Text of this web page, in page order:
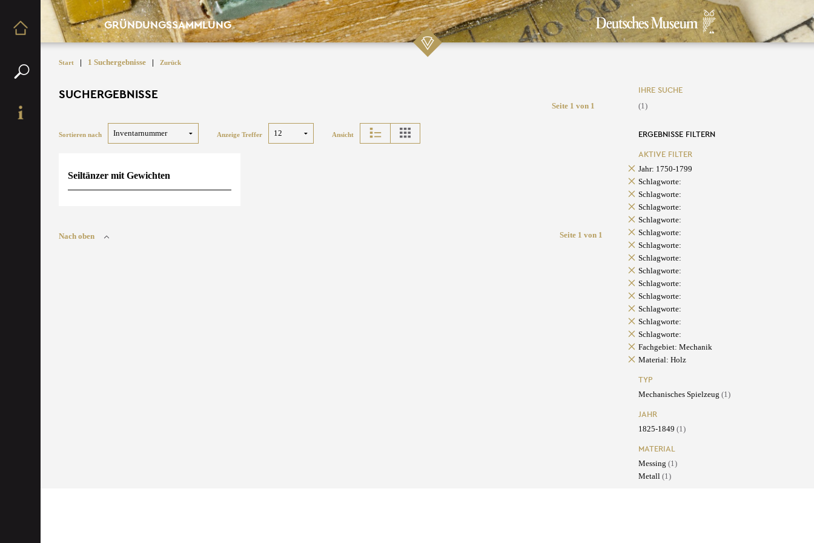
GRÜNDUNGSSAMMLUNG
Start | 1 Suchergebnisse | Zurück
SUCHERGEBNISSE
Seite 1 von 1
Sortieren nach Anzeige Treffer Ansicht
Seiltänzer mit Gewichten
Nach oben Seite 1 von 1
IHRE SUCHE
(1)
ERGEBNISSE FILTERN
AKTIVE FILTER
Jahr: 1750-1799
Schlagworte:
Schlagworte:
Schlagworte:
Schlagworte:
Schlagworte:
Schlagworte:
Schlagworte:
Schlagworte:
Schlagworte:
Schlagworte:
Schlagworte:
Schlagworte:
Schlagworte:
Fachgebiet: Mechanik
Material: Holz
TYP
Mechanisches Spielzeug (1)
JAHR
1825-1849 (1)
MATERIAL
Messing (1)
Metall (1)